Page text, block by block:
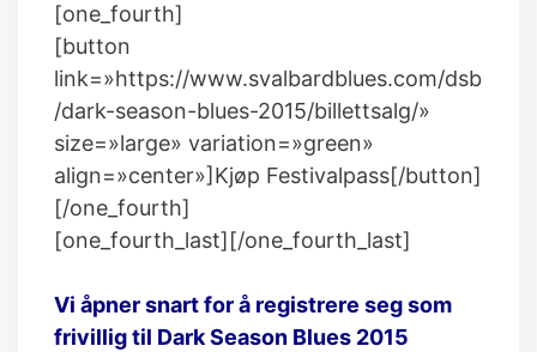
[one_fourth]
[button
link=»https://www.svalbardblues.com/dsb
/dark-season-blues-2015/billettsalg/»
size=»large» variation=»green»
align=»center»]Kjøp Festivalpass[/button]
[/one_fourth]
[one_fourth_last][/one_fourth_last]
Vi åpner snart for å registrere seg som
frivillig til Dark Season Blues 2015